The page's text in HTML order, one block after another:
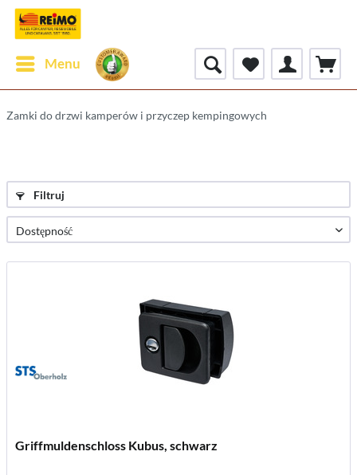
Menu
Zamki do drzwi kamperów i przyczep kempingowych
Filtruj
Griffmuldenschloss Kubus, schwarz